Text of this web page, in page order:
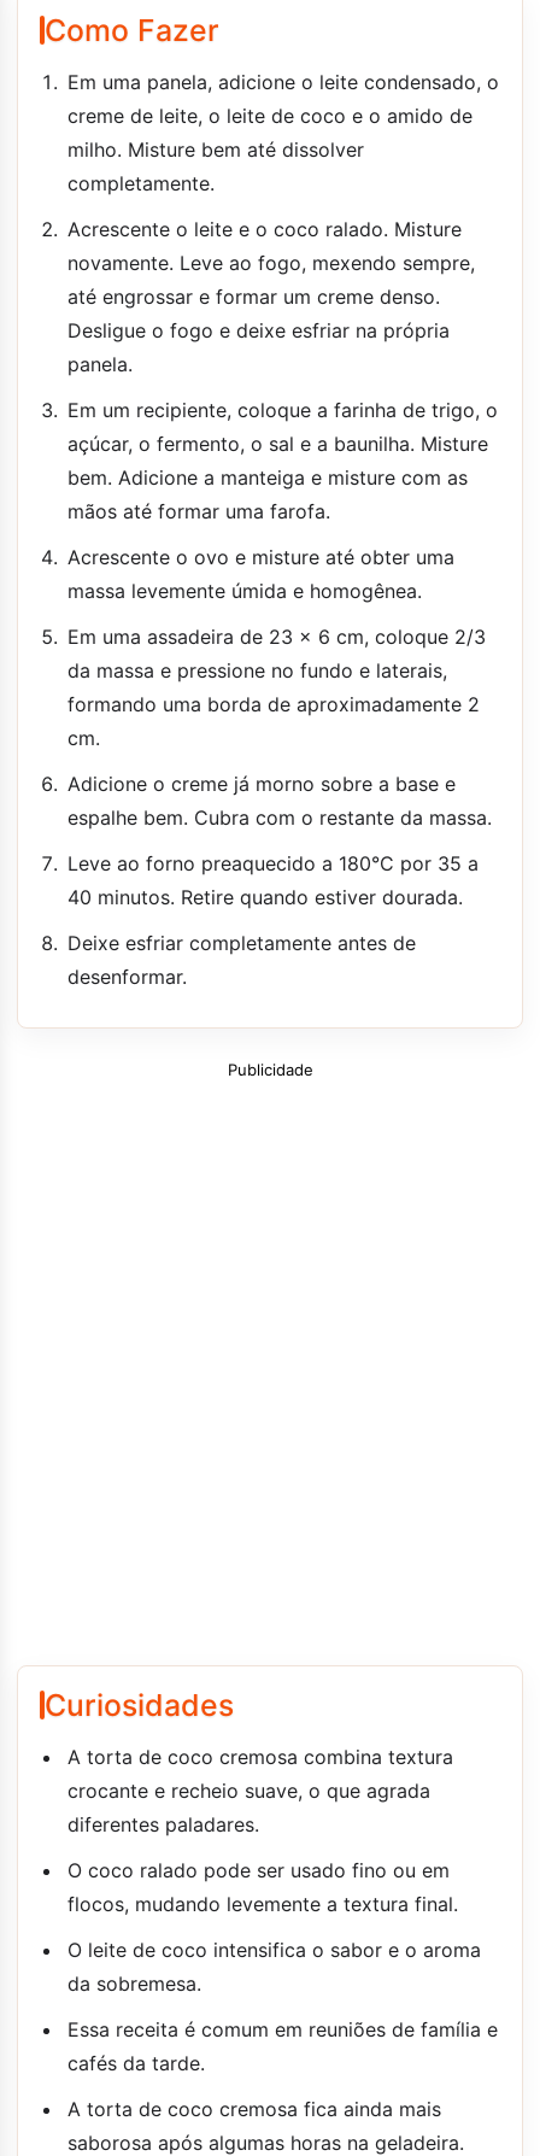
Como Fazer
Em uma panela, adicione o leite condensado, o
creme de leite, o leite de coco e o amido de
milho. Misture bem até dissolver
completamente.
Acrescente o leite e o coco ralado. Misture
novamente. Leve ao fogo, mexendo sempre,
até engrossar e formar um creme denso.
Desligue o fogo e deixe esfriar na própria
panela.
Em um recipiente, coloque a farinha de trigo, o
açúcar, o fermento, o sal e a baunilha. Misture
bem. Adicione a manteiga e misture com as
mãos até formar uma farofa.
Acrescente o ovo e misture até obter uma
massa levemente úmida e homogênea.
Em uma assadeira de 23 x 6 cm, coloque 2/3
da massa e pressione no fundo e laterais,
formando uma borda de aproximadamente 2
cm.
Adicione o creme já morno sobre a base e
espalhe bem. Cubra com o restante da massa.
Leve ao forno preaquecido a 180°C por 35 a
40 minutos. Retire quando estiver dourada.
Deixe esfriar completamente antes de
desenformar.
Publicidade
Curiosidades
A torta de coco cremosa combina textura
crocante e recheio suave, o que agrada
diferentes paladares.
O coco ralado pode ser usado fino ou em
flocos, mudando levemente a textura final.
O leite de coco intensifica o sabor e o aroma
da sobremesa.
Essa receita é comum em reuniões de família e
cafés da tarde.
A torta de coco cremosa fica ainda mais
saborosa após algumas horas na geladeira.